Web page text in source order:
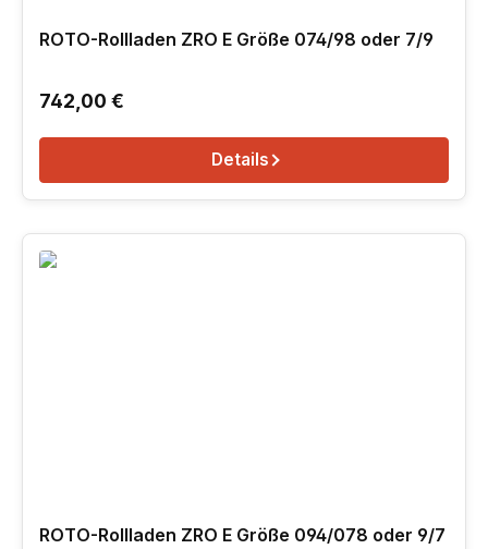
ROTO-Rollladen ZRO E Größe 074/98 oder 7/9
Regulärer Preis:
742,00 €
Details
ROTO-Rollladen ZRO E Größe 094/078 oder 9/7